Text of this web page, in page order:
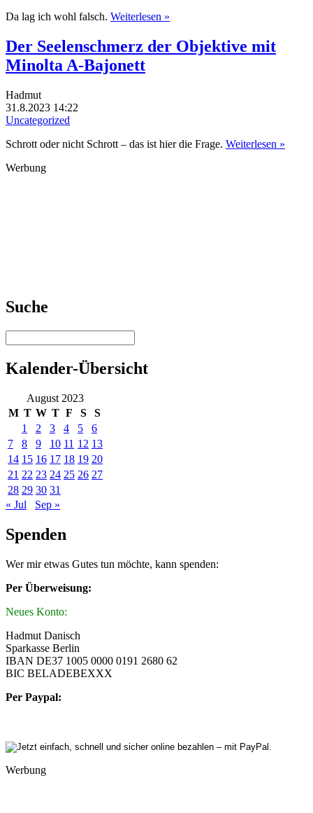
Da lag ich wohl falsch. Weiterlesen »
Der Seelenschmerz der Objektive mit
Minolta A-Bajonett
Hadmut
31.8.2023 14:22
Uncategorized
Schrott oder nicht Schrott – das ist hier die Frage. Weiterlesen »
Werbung
Suche
Kalender-Übersicht
August 2023
M T W T F S
S
1
2 3 4 5
6
7
8 9 10 11 12 13
14 15 16 17 18 19 20
21 22 23 24 25 26 27
28 29 30 31
« Jul
Sep »
Spenden
Wer mir etwas Gutes tun möchte, kann spenden:
Per Überweisung:
Neues Konto:
Hadmut Danisch
Sparkasse Berlin
IBAN DE37 1005 0000 0191 2680 62
BIC BELADEBEXXX
Per Paypal:
Werbung